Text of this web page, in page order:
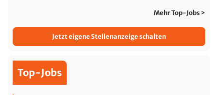
Mehr Top-Jobs >
Jetzt eigene Stellenanzeige schalten
Top-Jobs